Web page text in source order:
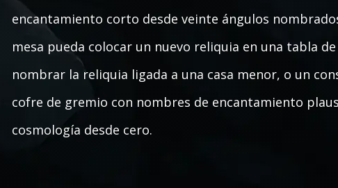
encantamiento corto desde veinte ángulos
mesa pueda colocar un nuevo reliquia en una tabla
nombrar la reliquia ligada a una casa menor, o un
cofre de gremio con nombres de encantamiento
cosmología desde cero.